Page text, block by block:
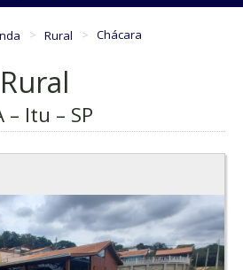
Rural Chácara
– Itu – SP